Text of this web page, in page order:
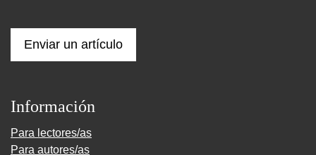
Enviar un artículo
Información
Para lectores/as
Para autores/as